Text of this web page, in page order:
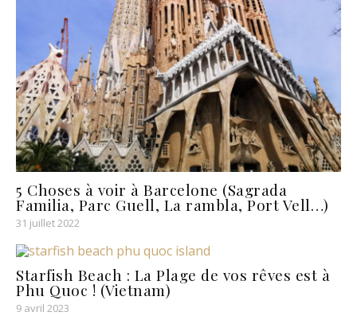
5 Choses à voir à Barcelone (Sagrada
Familia, Parc Guell, La rambla, Port Vell…)
31 juillet 2022
Starfish Beach : La Plage de vos rêves est à
Phu Quoc ! (Vietnam)
9 avril 2023